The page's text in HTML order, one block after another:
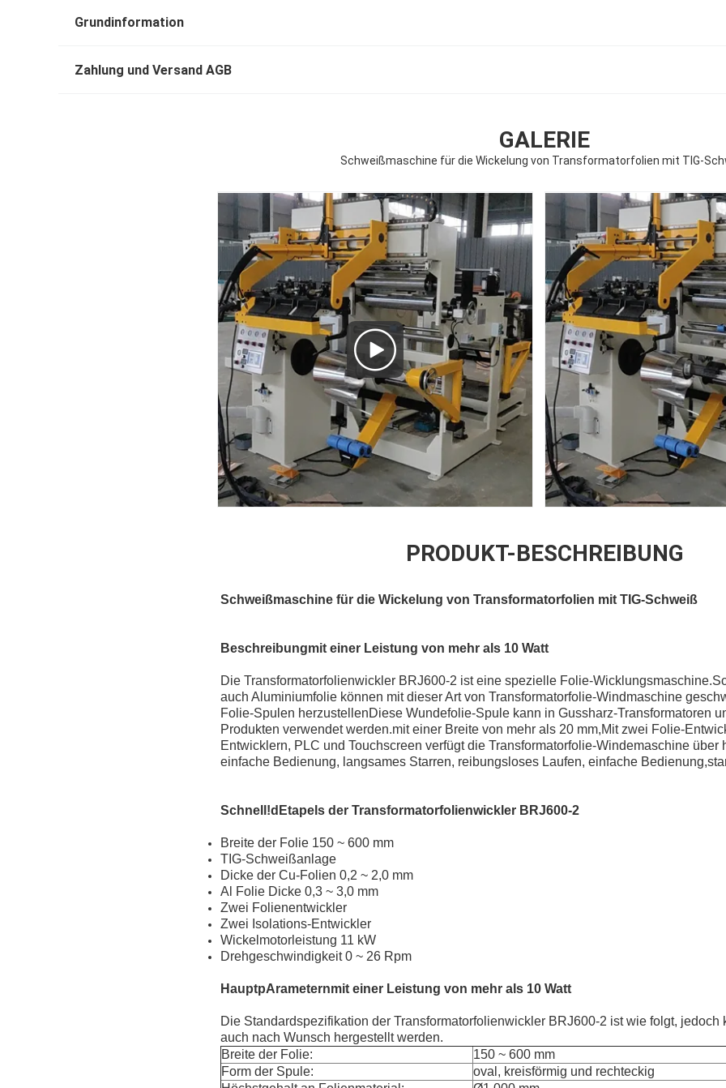
Grundinformation
Zahlung und Versand AGB
GALERIE
Schweißmaschine für die Wickelung von Transformatorfolien mit TIG-
PRODUKT-BESCHREIBUNG
Schweißmaschine für die Wickelung von Transformatorfolien mit TIG-Schweiß
Beschreibungmit einer Leistung von mehr als 10 Watt
Die Transformatorfolienwickler BRJ600-2 ist eine spezielle Folie-
auch Aluminiumfolie können mit dieser Art von Transformatorfolie-Windmaschine
Folie-Spulen herzustellenDiese Wundefolie-Spule kann in Gussharz-Transformatoren
Produkten verwendet werden.mit einer Breite von mehr als 20 mm,Mit zwei Folie-
Entwicklern, PLC und Touchscreen verfügt die Transformatorfolie-Windemaschine über
einfache Bedienung, langsames Starren, reibungsloses Laufen, einfache
Schnell!d Etapel s der Transformatorfolienwickler BRJ600-2
Breite der Folie 150 ~ 600 mm
TIG-Schweißanlage
Dicke der Cu-Folien 0,2 ~ 2,0 mm
Al Folie Dicke 0,3 ~ 3,0 mm
Zwei Folienentwickler
Zwei Isolations-Entwickler
Wickelmotorleistung 11 kW
Drehgeschwindigkeit 0 ~ 26 Rpm
HauptpArameternmit einer Leistung von mehr als 10 Watt
Die Standardspezifikation der Transformatorfolienwickler BRJ600-2 ist wie folgt,
auch nach Wunsch hergestellt werden.
Breite der Folie:
150 ~ 600 mm
Form der Spule:
oval, kreisförmig und rechteckig